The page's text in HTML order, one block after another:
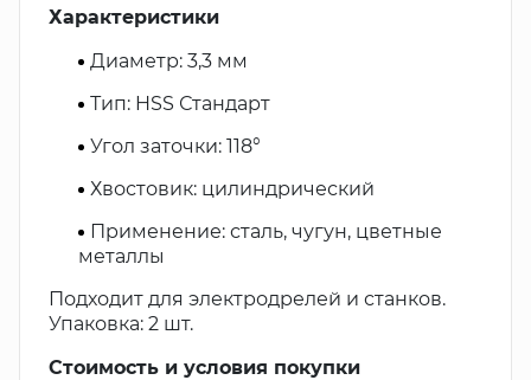
Характеристики
Диаметр: 3,3 мм
Тип: HSS Стандарт
Угол заточки: 118°
Хвостовик: цилиндрический
Применение: сталь, чугун, цветные
металлы
Подходит для электродрелей и станков.
Упаковка: 2 шт.
Стоимость и условия покупки